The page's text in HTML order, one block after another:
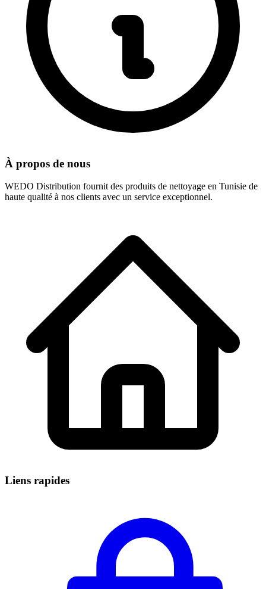
À propos de nous
WEDO Distribution fournit des produits de nettoyage en Tunisie de
haute qualité à nos clients avec un service exceptionnel.
Liens rapides